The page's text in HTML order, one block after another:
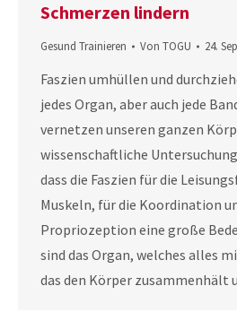
Schmerzen lindern
Gesund Trainieren Von TOGU 24.
Faszien umhüllen und
jedes Organ, aber auch jede
vernetzen unseren ganzen
wissenschaftliche
dass die Faszien für die
Muskeln, für die Koordination
Propriozeption eine große
sind das Organ, welches alles
das den Körper zusammenhält